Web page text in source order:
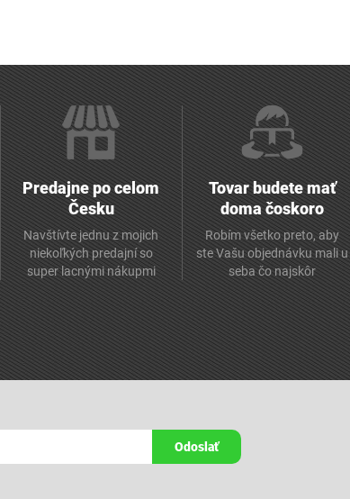
Predajne po celom
Česku
Navštívte jednu z mojich
niekoľkých predajní so
super lacnými nákupmi
Tovar budete mať
doma čoskoro
Robím všetko preto, aby
ste Vašu objednávku mali u
seba čo najskôr
Odoslať